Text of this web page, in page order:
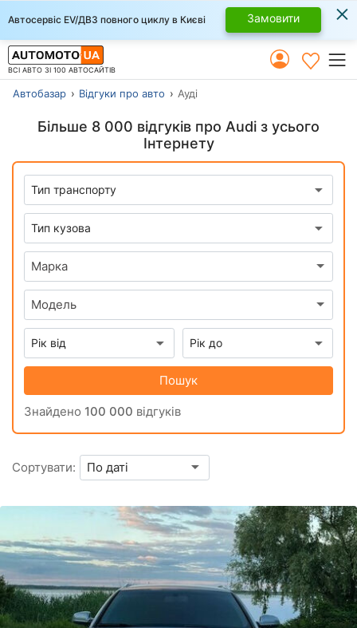
Автосервіс EV/ДВЗ повного циклу в Києві Замовити ×
ВСІ АВТО ЗІ 100 АВТОСАЙТІВ
Автобазар Відгуки про авто Ауді
Більше 8 000 відгуків про Audi з усього
Інтернету
Марка
Модель
Пошук
Знайдено 100 000 відгуків
Сортувати: